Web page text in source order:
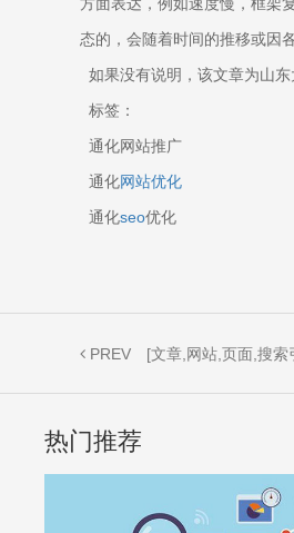
态的，会随着时间的推移或因
如果没有说明，该文章为山
标签：
通化网站推广
通化网站优化
通化seo优化
PREV [文章,网站,页面,搜
热门推荐